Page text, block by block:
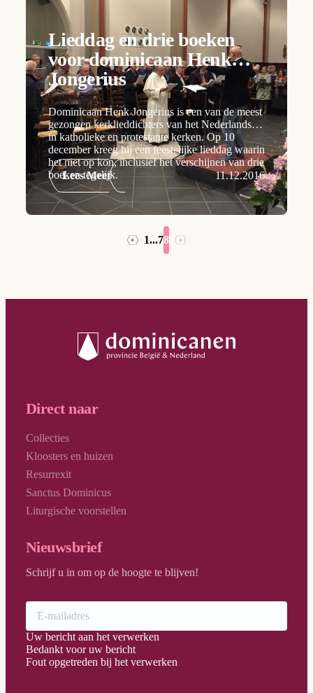
Lieddag en drie boeken
voor dominicaan Henk
Jongerius
Dominicaan Henk Jongerius is een van de meest
gezongen kerklieddichters van het Nederlands,
in katholieke en protestante kerken. Op 10
december kreeg hij een feestelijke lieddag waarin
het niet op kon, inclusief het verschijnen van drie
boeken tegelijk.
Lees Meer 11.12.2016
← 1...78 →
Direct naar
Collecties
Kloosters en huizen
Resurrexit
Sanctus Dominicus
Liturgische voorstellen
Nieuwsbrief
Schrijf u in om op de hoogte te blijven!
Uw bericht aan het verwerken
Bedankt voor uw bericht
Fout opgetreden bij het verwerken